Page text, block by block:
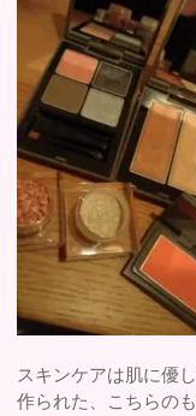
スキンケアは肌に優
作られた、こちらの